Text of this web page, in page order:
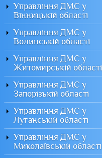
Управління ДМС у
Вінницькій області
Управління ДМС у
Волинській області
Управління ДМС у
Житомирській області
Управління ДМС у
Запорізькій області
Управління ДМС у
Луганській області
Управління ДМС у
Миколаївській області